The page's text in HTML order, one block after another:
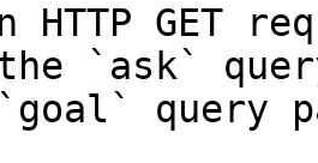
HTTP GET
`ask`
query